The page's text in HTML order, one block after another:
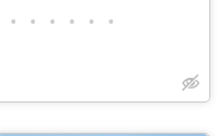
• • • • • •